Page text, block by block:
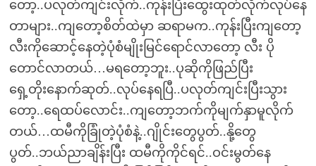
တော့..ပလုတ်ကျင်းလိုက်..ကုန်းပြီးထွေးထုတ်လိုက်လုပ်နေ
တာများ..ကျတော့စိတ်ထဲမှာ ဆရာမက..ကုန်းပြီးကျတော့
လီးကိုဆောင့်နေတဲ့ပုံစံမျိုးမြင်ရောင်လာတော့ လီး ပို
တောင်လာတယ်…မရတော့ဘူး..ပုဆိုကိုဖြည်ပြီး
ရှေ့တိုးနောက်ဆုတ်..လုပ်နေရပြီ..ပလုတ်ကျင်းပြီးသွား
တော့..ရေထပ်လောင်း..ကျတော့ဘက်ကိုမျက်နှာမူလိုက်
တယ်…ထမီကိုခြုံတဲ့ပုံစံနဲ့..ဂျိုင်းတွေပွတ်..နို့တွေ
ပွတ်..ဘယ်ညာချိန်းပြီး ထမီကိုကိုင်ရင်..ဝင်းမွတ်နေ